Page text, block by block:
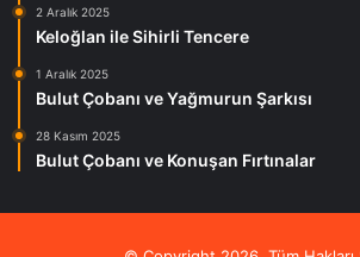
2 Aralık 2025
Keloğlan ile Sihirli Tencere
1 Aralık 2025
Bulut Çobanı ve Yağmurun Şarkısı
28 Kasım 2025
Bulut Çobanı ve Konuşan Fırtınalar